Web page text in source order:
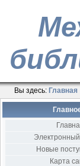
Вы здесь: Главная
Электронный
Новые
Карта